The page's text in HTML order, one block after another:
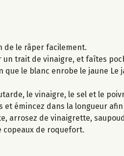
de le râper facilement.
un trait de vinaigre, et faîtes
que le blanc enrobe le jaune
le vinaigre, le sel et le
et émincez dans la longueur
arrosez de vinaigrette,
copeaux de roquefort.